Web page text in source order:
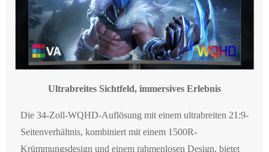
Ultrabreites Sichtfeld, immersives Erlebnis
Die 34-Zoll-WQHD-Auflösung mit einem ultrabreiten 21:9-
Seitenverhältnis, kombiniert mit einem 1500R-
Krümmungsdesign und einem rahmenlosen Design, bietet